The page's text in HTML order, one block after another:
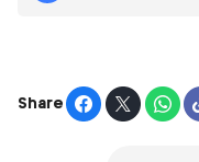
Share